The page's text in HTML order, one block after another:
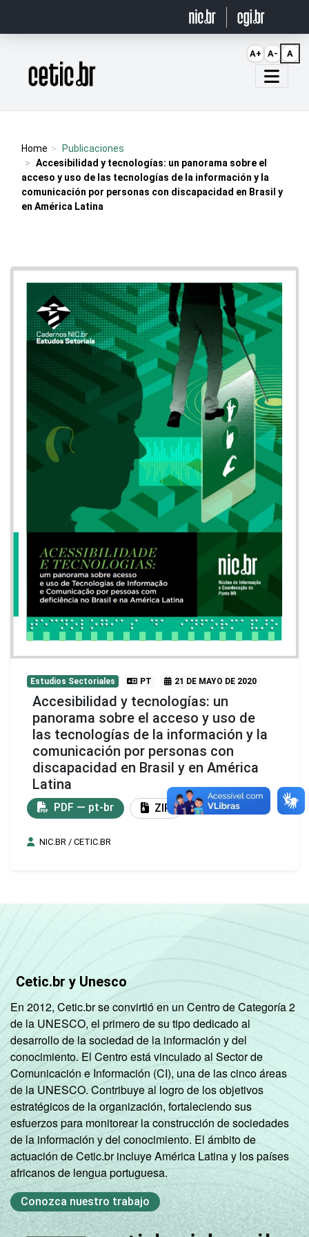
Página inicial
Home
Publicaciones
Accesibilidad y tecnologías: un panorama sobre el
acceso y uso de las tecnologías de la información y la
comunicación por personas con discapacidad en Brasil y
en América Latina
Estudios Sectoriales PT 21 DE MAYO DE 2020
Accesibilidad y tecnologías: un
panorama sobre el acceso y uso de
las tecnologías de la información y la
comunicación por personas con
discapacidad en Brasil y en América
Latina
PDF — pt-br ZIP
NIC.BR / CETIC.BR
Cetic.br y Unesco
En 2012, Cetic.br se convirtió en un Centro de Categoría 2
de la UNESCO, el primero de su tipo dedicado al
desarrollo de la sociedad de la información y del
conocimiento. El Centro está vinculado al Sector de
Comunicación e Información (CI), una de las cinco áreas
de la UNESCO. Contribuye al logro de los objetivos
estratégicos de la organización, fortaleciendo sus
esfuerzos para monitorear la construcción de sociedades
de la información y del conocimiento. El ámbito de
actuación de Cetic.br incluye América Latina y los países
africanos de lengua portuguesa.
Conozca nuestro trabajo
A+ A- A